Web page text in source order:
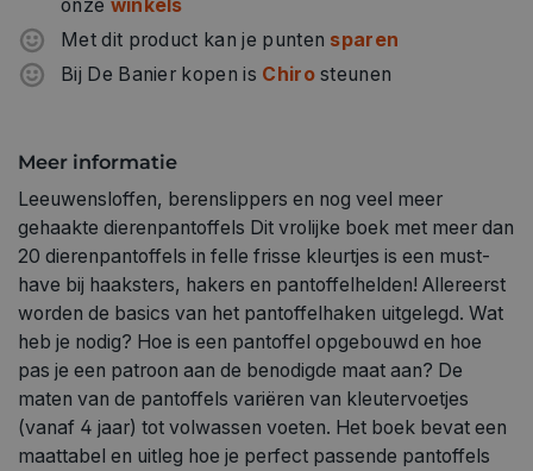
geschikt voor de enigszins ervaren hakers. Dus deze
winter hebben we allemaal beestachtig leuke pantoffels
én warme voeten! Uitgever ‏ : ‎ Forte; 1e editie (14
onze winkels
Met dit product kan je punten sparen
Bij De Banier kopen is Chirosteunen
Meer informatie
Leeuwensloffen, berenslippers en nog veel meer
gehaakte dierenpantoffels Dit vrolijke boek met meer dan
20 dierenpantoffels in felle frisse kleurtjes is een must-
have bij haaksters, hakers en pantoffelhelden! Allereerst
worden de basics van het pantoffelhaken uitgelegd. Wat
heb je nodig? Hoe is een pantoffel opgebouwd en hoe
pas je een patroon aan de benodigde maat aan? De
maten van de pantoffels variëren van kleutervoetjes
(vanaf 4 jaar) tot volwassen voeten. Het boek bevat een
maattabel en uitleg hoe je perfect passende pantoffels